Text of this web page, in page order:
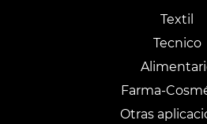
Textil
Tecnico
Farma-
Otras